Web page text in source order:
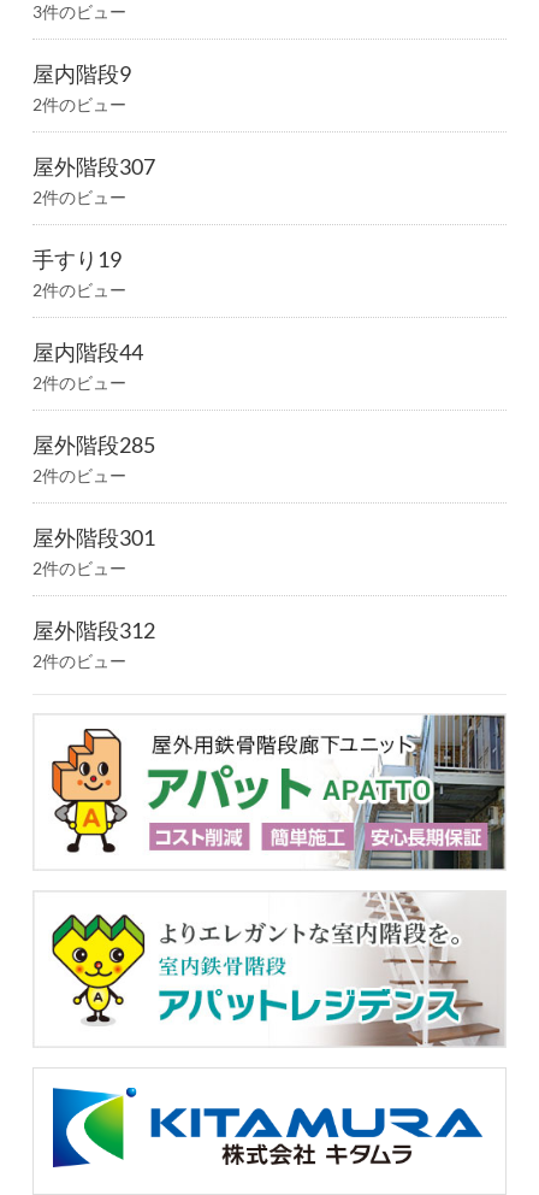
3件のビュー
屋内階段9
2件のビュー
屋外階段307
2件のビュー
手すり19
2件のビュー
屋内階段44
2件のビュー
屋外階段285
2件のビュー
屋外階段301
2件のビュー
屋外階段312
2件のビュー